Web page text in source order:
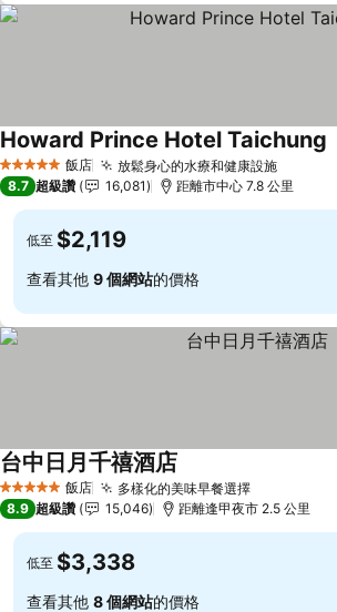
5 星級 飯店 放鬆身心的水療和健康設施查看價格
Howard Prince Hotel Taichung
8.7 超級讚 16,081 距離市中心 7.8 公里
低至 $2,119
查看其他 9 個網站的價格
5 星級 飯店 多樣化的美味早餐選擇查看價格
台中日月千禧酒店
8.9 超級讚 15,046 距離逢甲夜市 2.5 公里
低至 $3,338
查看其他 8 個網站的價格